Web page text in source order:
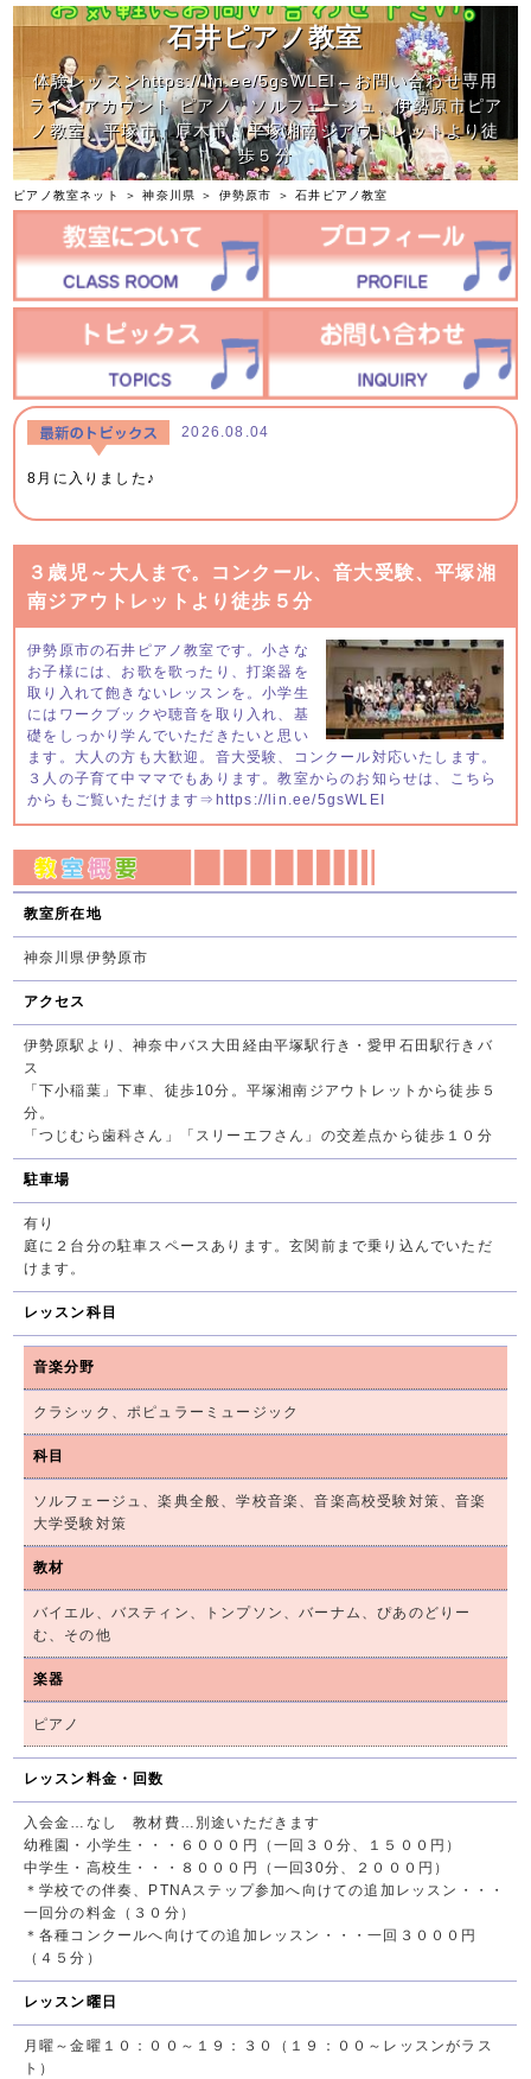
石井ピアノ教室
体験レッスンhttps://lin.ee/5gsWLEI←お問い合わせ専用
ラインアカウント ピアノ、ソルフェージュ、伊勢原市ピア
ノ教室、平塚市、厚木市、平塚湘南ジアウトレットより徒
歩５分
ピアノ教室ネット ＞神奈川県 ＞ 伊勢原市 ＞石井ピアノ教室
2026.08.04
8月に入りました♪
３歳児～大人まで。コンクール、音大受験、平塚湘
南ジアウトレットより徒歩５分
伊勢原市の石井ピアノ教室です。小さな
お子様には、お歌を歌ったり、打楽器を
取り入れて飽きないレッスンを。小学生
にはワークブックや聴音を取り入れ、基
礎をしっかり学んでいただきたいと思い
ます。大人の方も大歓迎。音大受験、コンクール対応いたします。
３人の子育て中ママでもあります。教室からのお知らせは、こちら
からもご覧いただけます⇒https://lin.ee/5gsWLEI
教室所在地
神奈川県伊勢原市
アクセス
伊勢原駅より、神奈中バス大田経由平塚駅行き・愛甲石田駅行きバ
ス
「下小稲葉」下車、徒歩10分。平塚湘南ジアウトレットから徒歩５
分。
「つじむら歯科さん」「スリーエフさん」の交差点から徒歩１０分
駐車場
有り
庭に２台分の駐車スペースあります。玄関前まで乗り込んでいただ
けます。
レッスン科目
音楽分野
クラシック、ポピュラーミュージック
科目
ソルフェージュ、楽典全般、学校音楽、音楽高校受験対策、音楽
大学受験対策
教材
バイエル、バスティン、トンプソン、バーナム、ぴあのどりー
む、その他
楽器
ピアノ
レッスン料金・回数
入会金…なし 教材費…別途いただきます
幼稚園・小学生・・・６０００円（一回３０分、１５００円）
中学生・高校生・・・８０００円（一回30分、２０００円）
＊学校での伴奏、PTNAステップ参加へ向けての追加レッスン・・・
一回分の料金（３０分）
＊各種コンクールへ向けての追加レッスン・・・一回３０００円
（４５分）
レッスン曜日
月曜～金曜１０：００～１９：３０（１９：００～レッスンがラス
ト）